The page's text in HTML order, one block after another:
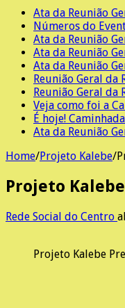
Ata da Reunião
Números do
Ata da Reunião
Ata da Reunião
Ata da Reunião
Reunião Geral da
Reunião Geral da
Veja como foi a
É hoje!
Ata da Reunião
Home/Projeto Kalebe/
Projeto
Rede Social do Centro
Projeto Kalebe